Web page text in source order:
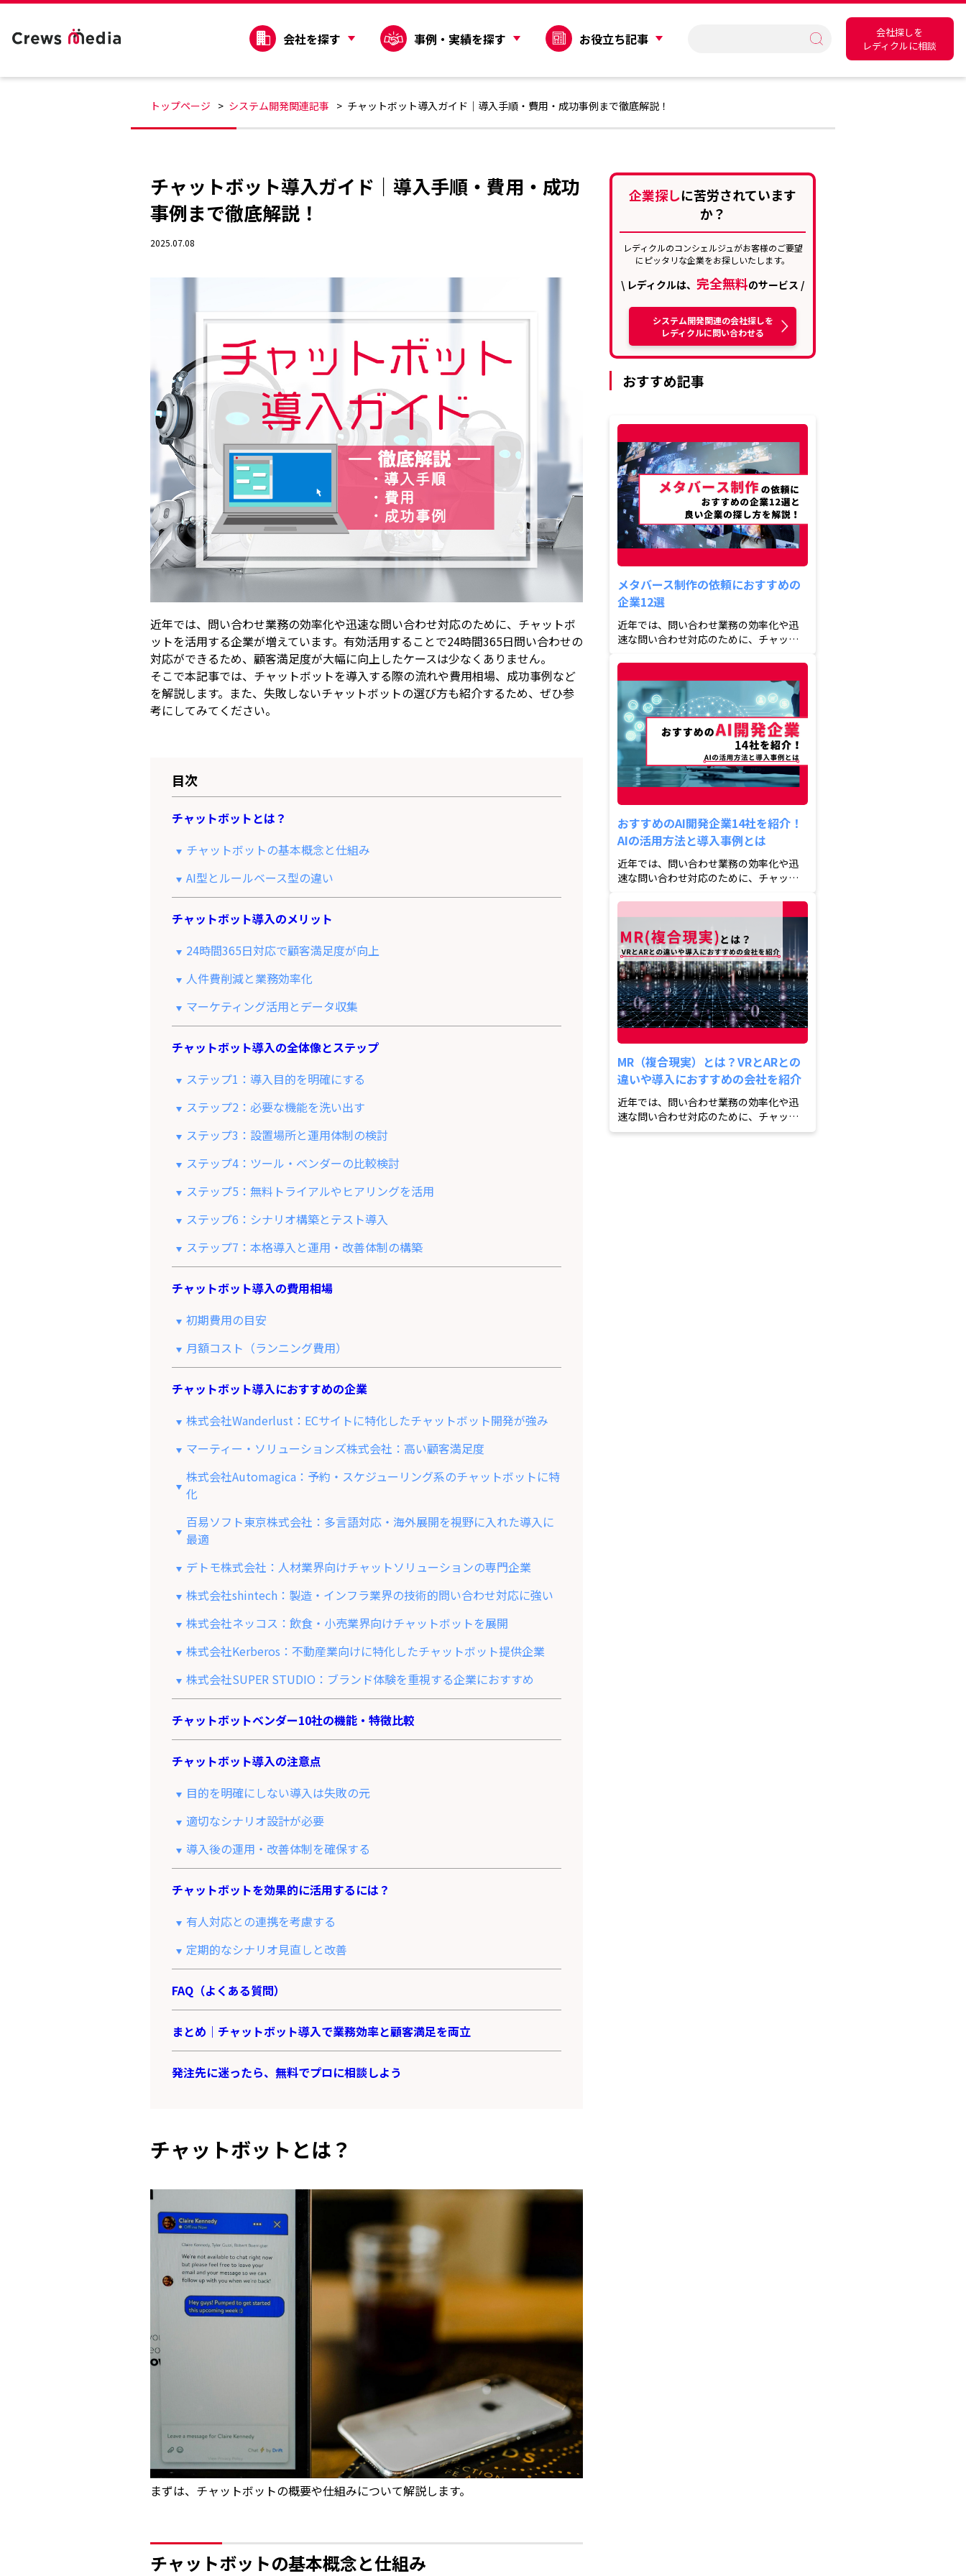
会社を探す 事例・実績を探す お役立ち記事
会社探しを
レディクルに相談
トップページ システム開発関連記事 チャットボット導入ガイド｜導入手順・費用・成功事例まで徹底解説！
チャットボット導入ガイド｜導入手順・費用・成功
事例まで徹底解説！
2025.07.08
近年では、問い合わせ業務の効率化や迅速な問い合わせ対応のために、チャットボ
ットを活用する企業が増えています。有効活用することで24時間365日問い合わせの
対応ができるため、顧客満足度が大幅に向上したケースは少なくありません。
そこで本記事では、チャットボットを導入する際の流れや費用相場、成功事例など
を解説します。また、失敗しないチャットボットの選び方も紹介するため、ぜひ参
考にしてみてください。
目次
チャットボットとは？
チャットボットの基本概念と仕組み
AI型とルールベース型の違い
チャットボット導入のメリット
24時間365日対応で顧客満足度が向上
人件費削減と業務効率化
マーケティング活用とデータ収集
チャットボット導入の全体像とステップ
ステップ1：導入目的を明確にする
ステップ2：必要な機能を洗い出す
ステップ3：設置場所と運用体制の検討
ステップ4：ツール・ベンダーの比較検討
ステップ5：無料トライアルやヒアリングを活用
ステップ6：シナリオ構築とテスト導入
ステップ7：本格導入と運用・改善体制の構築
チャットボット導入の費用相場
初期費用の目安
月額コスト（ランニング費用）
チャットボット導入におすすめの企業
株式会社Wanderlust：ECサイトに特化したチャットボット開発が強み
マーティー・ソリューションズ株式会社：高い顧客満足度
株式会社Automagica：予約・スケジューリング系のチャットボットに特
化
百易ソフト東京株式会社：多言語対応・海外展開を視野に入れた導入に
最適
デトモ株式会社：人材業界向けチャットソリューションの専門企業
株式会社shintech：製造・インフラ業界の技術的問い合わせ対応に強い
株式会社ネッコス：飲食・小売業界向けチャットボットを展開
株式会社Kerberos：不動産業向けに特化したチャットボット提供企業
株式会社SUPER STUDIO：ブランド体験を重視する企業におすすめ
チャットボットベンダー10社の機能・特徴比較
チャットボット導入の注意点
目的を明確にしない導入は失敗の元
適切なシナリオ設計が必要
導入後の運用・改善体制を確保する
チャットボットを効果的に活用するには？
有人対応との連携を考慮する
定期的なシナリオ見直しと改善
FAQ（よくある質問）
まとめ｜チャットボット導入で業務効率と顧客満足を両立
発注先に迷ったら、無料でプロに相談しよう
チャットボットとは？
まずは、チャットボットの概要や仕組みについて解説します。
チャットボットの基本概念と仕組み
企業探しに苦労されています
か？
レディクルのコンシェルジュがお客様のご要望
にピッタリな企業をお探しいたします。
\ レディクルは、 完全無料のサービス /
システム開発関連の会社探しを
レディクルに問い合わせる
おすすめ記事
メタバース制作の依頼におすすめの
企業12選
近年では、問い合わせ業務の効率化や迅
速な問い合わせ対応のために、チャット
おすすめのAI開発企業14社を紹介！
AIの活用方法と導入事例とは
近年では、問い合わせ業務の効率化や迅
速な問い合わせ対応のために、チャット
MR（複合現実）とは？VRとARとの
違いや導入におすすめの会社を紹介
近年では、問い合わせ業務の効率化や迅
速な問い合わせ対応のために、チャット
ボットを活用する企業が増えて...